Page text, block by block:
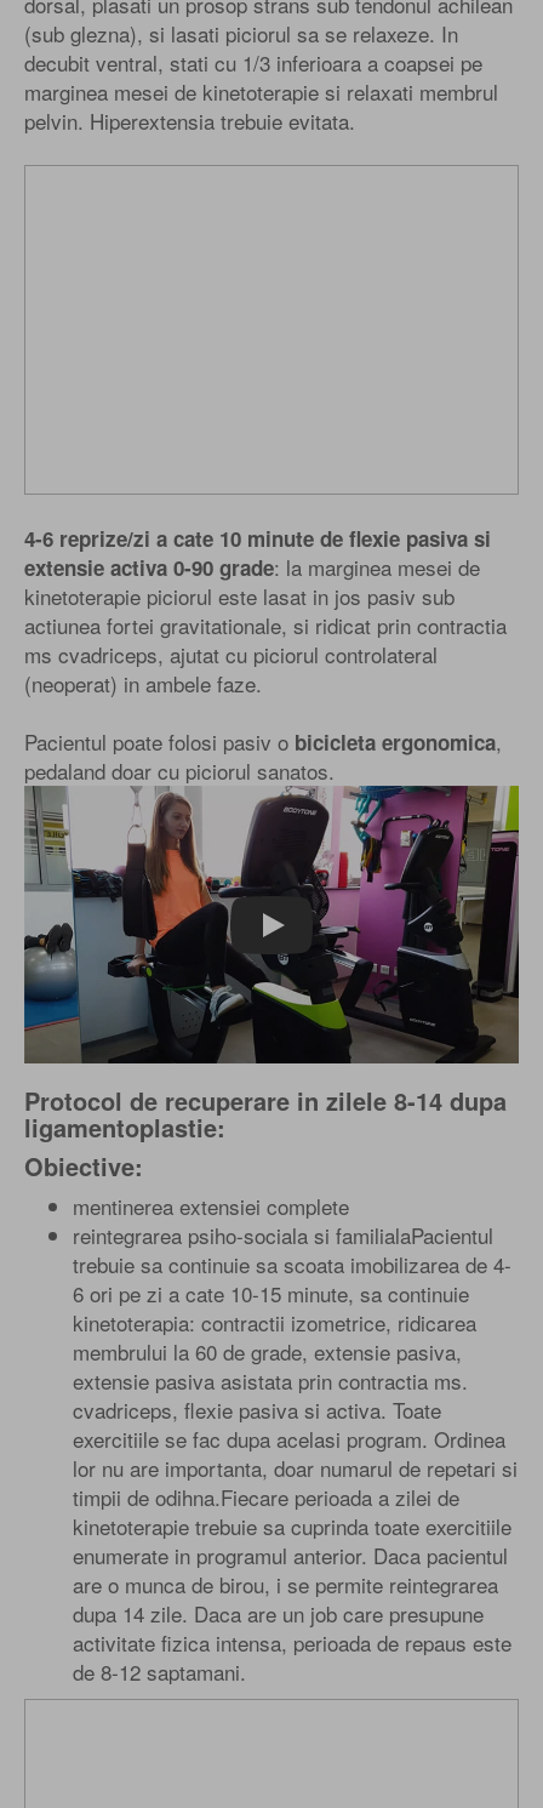
(sub glezna), si lasati piciorul sa se relaxeze. In
decubit ventral, stati cu 1/3 inferioara a coapsei pe
marginea mesei de kinetoterapie si relaxati membrul
pelvin. Hiperextensia trebuie evitata.
4-6 reprize/zi a cate 10 minute de flexie pasiva si
extensie activa 0-90 grade: la marginea mesei de
kinetoterapie piciorul este lasat in jos pasiv sub
actiunea fortei gravitationale, si ridicat prin contractia
ms cvadriceps, ajutat cu piciorul controlateral
(neoperat) in ambele faze.
Pacientul poate folosi pasiv o bicicleta ergonomica,
pedaland doar cu piciorul sanatos.
Play
Protocol de recuperare in zilele 8-14 dupa
ligamentoplastie:
Obiective:
mentinerea extensiei complete
reintegrarea psiho-sociala si familialaPacientul
trebuie sa continuie sa scoata imobilizarea de 4-
6 ori pe zi a cate 10-15 minute, sa continuie
kinetoterapia: contractii izometrice, ridicarea
membrului la 60 de grade, extensie pasiva,
extensie pasiva asistata prin contractia ms.
cvadriceps, flexie pasiva si activa. Toate
exercitiile se fac dupa acelasi program. Ordinea
lor nu are importanta, doar numarul de repetari si
timpii de odihna.Fiecare perioada a zilei de
kinetoterapie trebuie sa cuprinda toate exercitiile
enumerate in programul anterior. Daca pacientul
are o munca de birou, i se permite reintegrarea
dupa 14 zile. Daca are un job care presupune
activitate fizica intensa, perioada de repaus este
de 8-12 saptamani.